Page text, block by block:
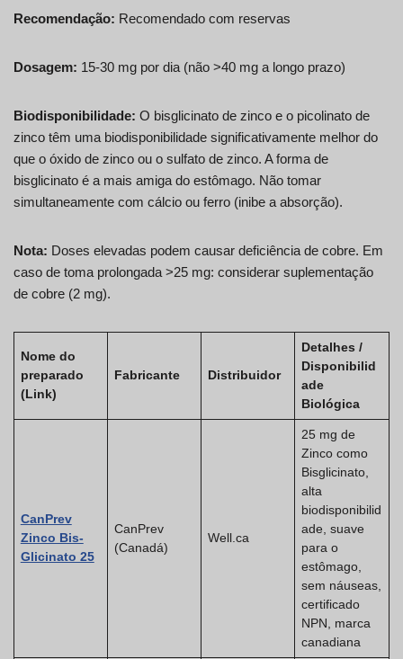
Recomendação: Recomendado com reservas
Dosagem: 15-30 mg por dia (não >40 mg a longo prazo)
Biodisponibilidade: O bisglicinato de zinco e o picolinato de
zinco têm uma biodisponibilidade significativamente melhor do
que o óxido de zinco ou o sulfato de zinco. A forma de
bisglicinato é a mais amiga do estômago. Não tomar
simultaneamente com cálcio ou ferro (inibe a absorção).
Nota: Doses elevadas podem causar deficiência de cobre. Em
caso de toma prolongada >25 mg: considerar suplementação
de cobre (2 mg).
Nome do
preparado
(Link)
Fabricante Distribuidor
Detalhes /
Disponibilid
ade
Biológica
CanPrev
Zinco Bis-
Glicinato 25
CanPrev
(Canadá)
Well.ca
25 mg de
Zinco como
Bisglicinato,
alta
biodisponibilid
ade, suave
para o
estômago,
sem náuseas,
certificado
NPN, marca
canadiana